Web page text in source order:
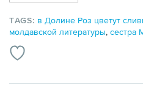
TAGS: в Долине Роз цветут
молдавской литературы, сестра